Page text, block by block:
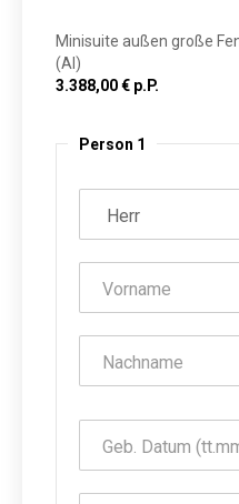
Minisuite außen große
(AI)
3.388,00 € p.P.
Person 1